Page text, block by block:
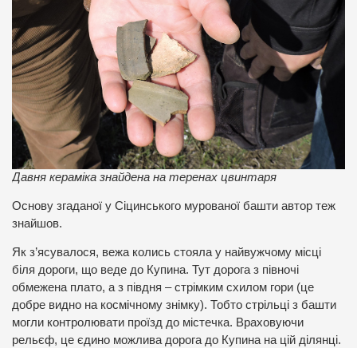
Давня кераміка знайдена на теренах цвинтаря
Основу згаданої у Сіцинського мурованої башти автор теж
знайшов.
Як з’ясувалося, вежа колись стояла у найвужчому місці
біля дороги, що веде до Купина. Тут дорога з півночі
обмежена плато, а з півдня – стрімким схилом гори (це
добре видно на космічному знімку). Тобто стрільці з башти
могли контролювати проїзд до містечка. Враховуючи
рельєф, це єдино можлива дорога до Купина на цій ділянці.